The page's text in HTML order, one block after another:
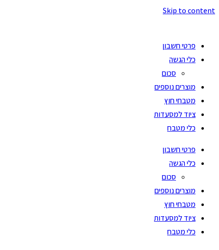
Skip to content
פרטי חשבון
כלי הגשה
סכום
מוצרים נוספים
מטבחי חוץ
ציוד למסעדות
כלי מטבח
פרטי חשבון
כלי הגשה
סכום
מוצרים נוספים
מטבחי חוץ
ציוד למסעדות
כלי מטבח